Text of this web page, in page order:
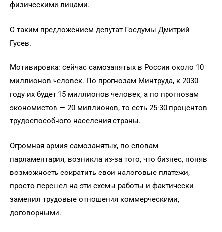
физическими лицами.
С таким предложением депутат Госдумы Дмитрий
Гусев.
Мотивировка: сейчас самозанятых в России около 10
миллионов человек. По прогнозам Минтруда, к 2030
году их будет 15 миллионов человек, а по прогнозам
экономистов — 20 миллионов, то есть 25-30 процентов
трудоспособного населения страны.
Огромная армия самозанятых, по словам
парламентария, возникла из-за того, что бизнес, поняв
возможность сократить свои налоговые платежи,
просто перешел на эти схемы работы и фактически
заменил трудовые отношения коммерческими,
договорными.